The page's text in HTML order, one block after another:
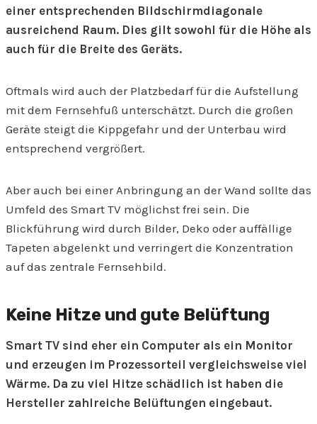
einer entsprechenden Bildschirmdiagonale
ausreichend Raum. Dies gilt sowohl für die Höhe als
auch für die Breite des Geräts.
Oftmals wird auch der Platzbedarf für die Aufstellung
mit dem Fernsehfuß unterschätzt. Durch die großen
Geräte steigt die Kippgefahr und der Unterbau wird
entsprechend vergrößert.
Aber auch bei einer Anbringung an der Wand sollte das
Umfeld des Smart TV möglichst frei sein. Die
Blickführung wird durch Bilder, Deko oder auffällige
Tapeten abgelenkt und verringert die Konzentration
auf das zentrale Fernsehbild.
Keine Hitze und gute Belüftung
Smart TV sind eher ein Computer als ein Monitor
und erzeugen im Prozessorteil vergleichsweise viel
Wärme. Da zu viel Hitze schädlich ist haben die
Hersteller zahlreiche Belüftungen eingebaut.